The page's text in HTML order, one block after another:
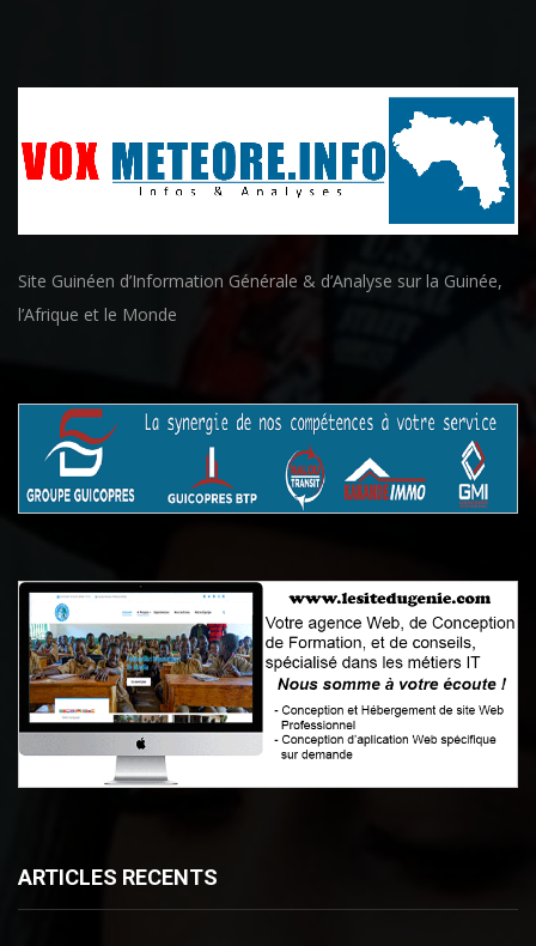
Site Guinéen d’Information Générale & d’Analyse sur la Guinée,
l’Afrique et le Monde
ARTICLES RECENTS